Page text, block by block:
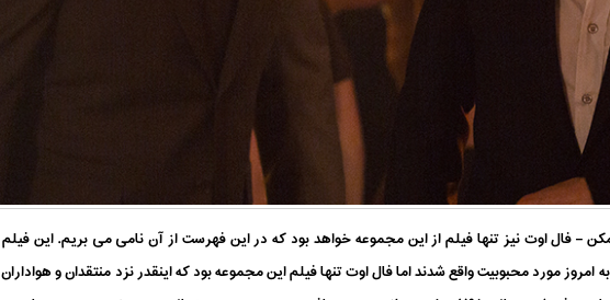
– فال اوت نیز تنها فیلم از این مجموعه خواهد بود که در این فهرست از آن نامی می بریم. این
امروز مورد محبوبیت واقع شدند اما فال اوت تنها فیلم این مجموعه بود که اینقدر نزد منتقدان و